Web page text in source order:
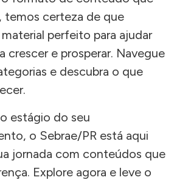
temos certeza de que
perfeito para ajudar
crescer e prosperar. Navegue
e descubra o que
estágio do seu
o Sebrae/PR está aqui
jornada com conteúdos que
Explore agora e leve o